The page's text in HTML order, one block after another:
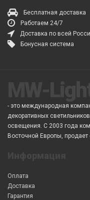
Бесплатная доставка
Работаем 24/7
Доставка по всей
Бонусная система
- это международная
декоративных
освещения. С 2003 года
Восточной Европы,
Оплата
Доставка
Гарантия